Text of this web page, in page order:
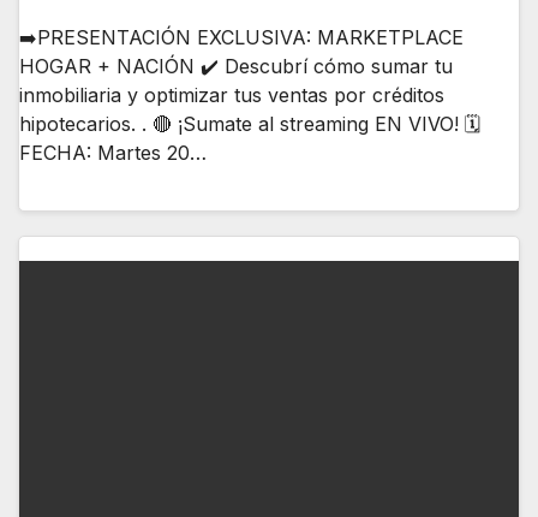
➡️PRESENTACIÓN EXCLUSIVA: MARKETPLACE
HOGAR + NACIÓN ✔️ Descubrí cómo sumar tu
inmobiliaria y optimizar tus ventas por créditos
hipotecarios. . 🔴 ¡Sumate al streaming EN VIVO! 🗓️
FECHA: Martes 20…